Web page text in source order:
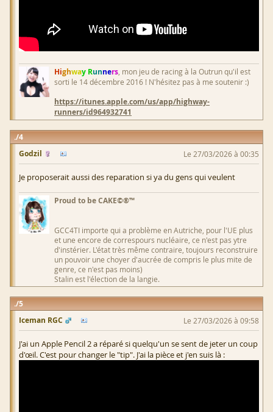
Highway Runners , mon jeu de racing à la Outrun qu'il est
sorti le 14 décembre 2016 ! N'hésitez pas à me soutenir :)
https://itunes.apple.com/us/app/highway-
runners/id964932741
4
Godzil
Le 27/03/2026 à 00:35
Je proposerait aussi des reparation si ya du gens qui veulent
Proud to be CAKE©®™
GCC4TI importe qui a problème en Autriche, pour l'UE plus
et une encore de correspours nucléaire, ce n'est pas ytre
d'instérier. L'état très même contraire, toujours reconstruire
un pouvoir une choyer d'aucrée de compris le plus mite de
genre, ce n'est pas moins)
Stalin est l'élection de la langie.
5
Iceman RGC
Le 27/03/2026 à 09:58
J'ai un Apple Pencil 2 a réparé si quelqu'un se sent de jeter un coup
d'œil. C'est pour changer le "tip". J'ai la pièce et j'en suis là :